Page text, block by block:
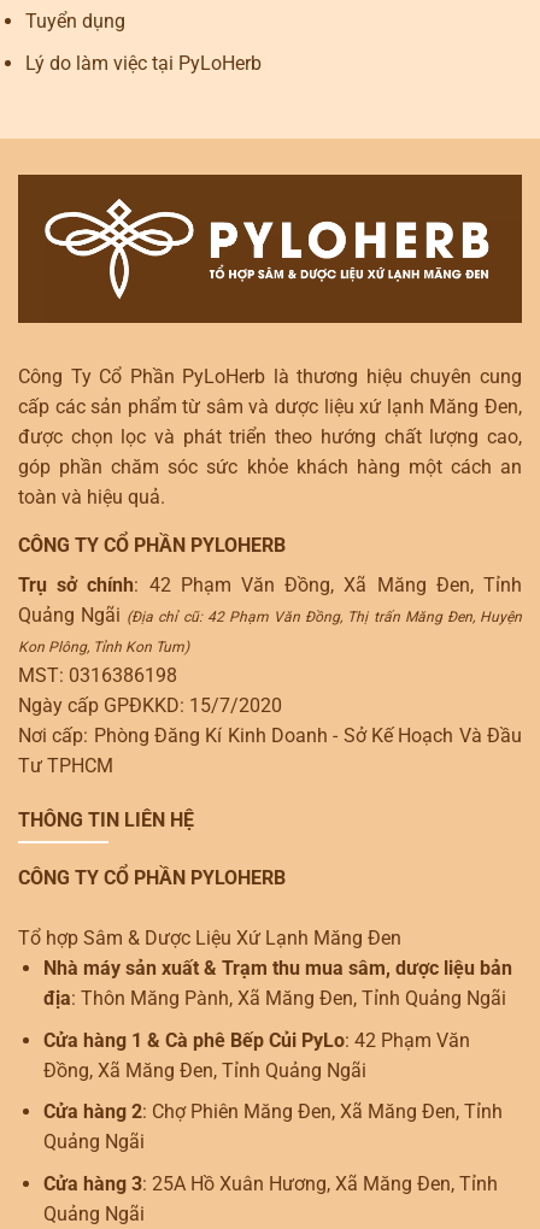
Tuyển dụng
Lý do làm việc tại PyLoHerb
Công Ty Cổ Phần PyLoHerb là thương hiệu chuyên cung
cấp các sản phẩm từ sâm và dược liệu xứ lạnh Măng Đen,
được chọn lọc và phát triển theo hướng chất lượng cao,
góp phần chăm sóc sức khỏe khách hàng một cách an
toàn và hiệu quả.
CÔNG TY CỔ PHẦN PYLOHERB
Trụ sở chính: 42 Phạm Văn Đồng, Xã Măng Đen, Tỉnh
Quảng Ngãi (Địa chỉ cũ: 42 Phạm Văn Đồng, Thị trấn Măng Đen, Huyện
Kon Plông, Tỉnh Kon Tum)
MST: 0316386198
Ngày cấp GPĐKKD: 15/7/2020
Nơi cấp: Phòng Đăng Kí Kinh Doanh - Sở Kế Hoạch Và Đầu
Tư TPHCM
THÔNG TIN LIÊN HỆ
CÔNG TY CỔ PHẦN PYLOHERB
Tổ hợp Sâm & Dược Liệu Xứ Lạnh Măng Đen
Nhà máy sản xuất & Trạm thu mua sâm, dược liệu bản
địa: Thôn Măng Pành, Xã Măng Đen, Tỉnh Quảng Ngãi
Cửa hàng 1 & Cà phê Bếp Củi PyLo: 42 Phạm Văn
Đồng, Xã Măng Đen, Tỉnh Quảng Ngãi
Cửa hàng 2: Chợ Phiên Măng Đen, Xã Măng Đen, Tỉnh
Quảng Ngãi
Cửa hàng 3: 25A Hồ Xuân Hương, Xã Măng Đen, Tỉnh
Quảng Ngãi